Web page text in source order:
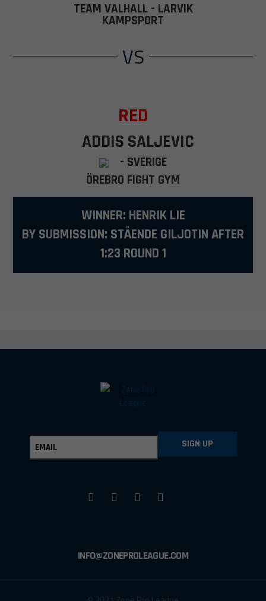
TEAM VALHALL - LARVIK
KAMPSPORT
VS
RED
ADDIS SALJEVIC
- SVERIGE
ÖREBRO FIGHT GYM
WINNER: HENRIK LIE
BY SUBMISSION: STÅENDE GILJOTIN AFTER
1:23 ROUND 1
SIGN UP
INFO@ZONEPROLEAGUE.COM